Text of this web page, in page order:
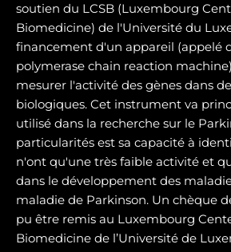
soutien du LCSB (Luxembourg
Biomedicine) de l'Université du
financement d'un appareil (appelé
polymerase chain reaction
mesurer l'activité des gènes dans
biologiques. Cet instrument va
utilisé dans la recherche sur le
particularités est sa capacité à
n'ont qu'une très faible activité et
dans le développement des
maladie de Parkinson. Un chèque
pu être remis au Luxembourg
Biomedicine de l’Université de